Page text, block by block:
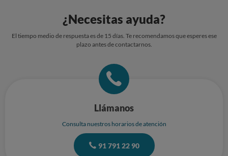
¿Necesitas ayuda?
El tiempo medio de respuesta es de 15 días. Te recomendamos que esperes ese
plazo antes de contactarnos.
Llámanos
Consulta nuestros horarios de atención
91 791 22 90